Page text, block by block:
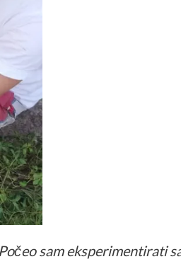
sam eksperimentirati